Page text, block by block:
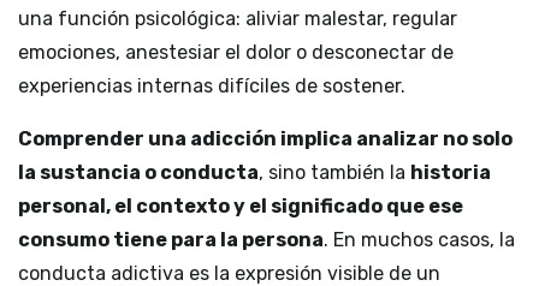
una función psicológica: aliviar malestar, regular
emociones, anestesiar el dolor o desconectar de
experiencias internas difíciles de sostener.
Comprender una adicción implica analizar no solo
la sustancia o conducta, sino también la historia
personal, el contexto y el significado que ese
consumo tiene para la persona. En muchos casos, la
conducta adictiva es la expresión visible de un